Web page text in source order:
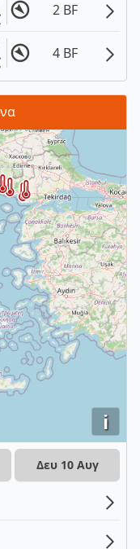
2 BF
4 BF
i
Δευ 10 Αυγ